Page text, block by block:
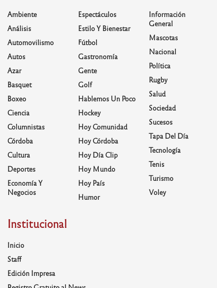
Ambiente
Análisis
Automovilismo
Autos
Azar
Basquet
Boxeo
Ciencia
Columnistas
Córdoba
Cultura
Deportes
Economía Y
Negocios
Espectáculos
Estilo Y Bienestar
Fútbol
Gastronomía
Gente
Golf
Hablemos Un Poco
Hockey
Hoy Comunidad
Hoy Córdoba
Hoy Día Clip
Hoy Mundo
Hoy País
Humor
Información
General
Mascotas
Nacional
Política
Rugby
Salud
Sociedad
Sucesos
Tapa Del Día
Tecnología
Tenis
Turismo
Voley
Institucional
Inicio
Staff
Edición Impresa